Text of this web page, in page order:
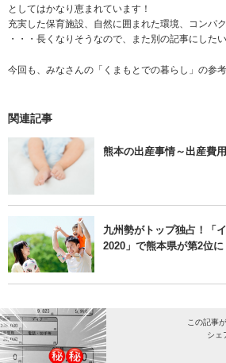
としてはかなり恵まれています！
充実した保育施設、自然に囲まれた環境、コンパ
・・・長くなりそうなので、また別の記事にした
今回も、みなさんの「くまもとでの暮らし」の参
関連記事
熊本の出産事情～出産費
九州勢がトップ独占！「
2020」で熊本県が第2位に
この記事
シェ